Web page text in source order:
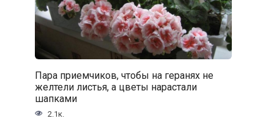
Пара приемчиков, чтобы на геранях не
желтели листья, а цветы нарастали
шапками
2.1к.